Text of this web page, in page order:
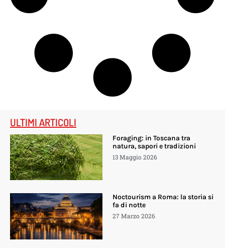
ULTIMI ARTICOLI
Foraging: in Toscana tra
natura, sapori e tradizioni
13 Maggio 2026
Noctourism a Roma: la storia si
fa di notte
27 Marzo 2026